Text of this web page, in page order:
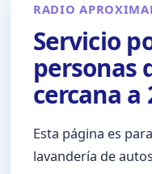
RADIO
Servicio
personas
cercana a
Esta página es
lavandería de